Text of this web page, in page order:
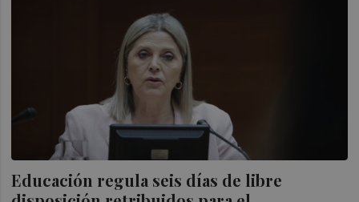
Educación regula seis días de libre